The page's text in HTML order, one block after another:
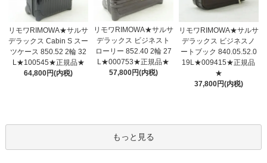
リモワRIMOWA★サルサ
デラックス Cabin S スー
ツケース 850.52 2輪 32
L★100545★正規品★
64,800円(内税)
リモワRIMOWA★サルサ
デラックス ビジネスト
ローリー 852.40 2輪 27
L★000753★正規品★
57,800円(内税)
リモワRIMOWA★サルサ
デラックス ビジネスノ
ートブック 840.05.52.0
19L★009415★正規品
★
37,800円(内税)
もっと見る